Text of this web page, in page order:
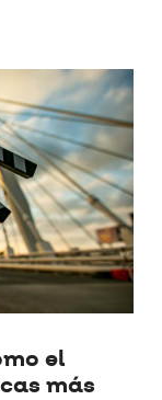
el
más